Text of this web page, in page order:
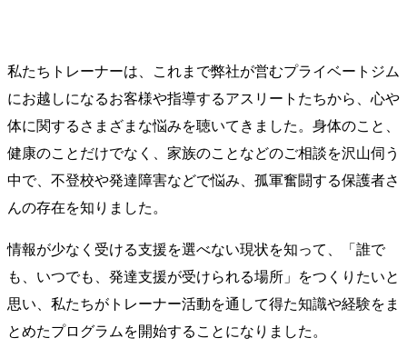
私たちトレーナーは、これまで弊社が営むプライベートジム
にお越しになるお客様や指導するアスリートたちから、心や
体に関するさまざまな悩みを聴いてきました。身体のこと、
健康のことだけでなく、家族のことなどのご相談を沢山伺う
中で、不登校や発達障害などで悩み、孤軍奮闘する保護者さ
んの存在を知りました。
情報が少なく受ける支援を選べない現状を知って、「誰で
も、いつでも、発達支援が受けられる場所」をつくりたいと
思い、私たちがトレーナー活動を通して得た知識や経験をま
とめたプログラムを開始することになりました。